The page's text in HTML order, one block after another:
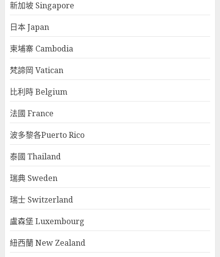
新加坡 Singapore
日本 Japan
柬埔寨 Cambodia
梵諦岡 Vatican
比利時 Belgium
法國 France
波多黎各Puerto Rico
泰國 Thailand
瑞典 Sweden
瑞士 Switzerland
盧森堡 Luxembourg
紐西蘭 New Zealand